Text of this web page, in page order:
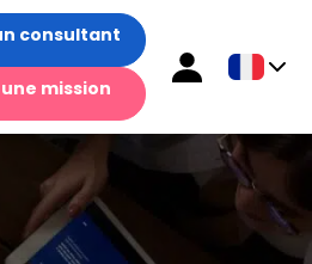
consultant
mission